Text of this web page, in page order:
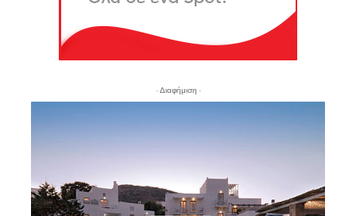
- Διαφήμιση -